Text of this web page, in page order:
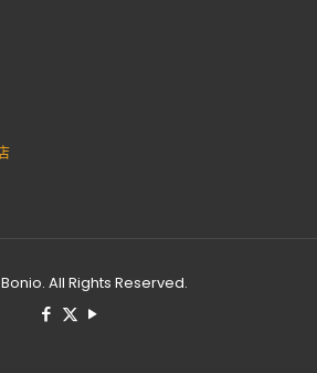
All Rights Reserved.